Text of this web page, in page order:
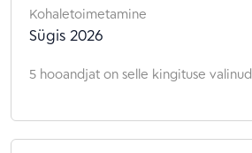
Kohaletoimetamine
Sügis 2026
5 hooandjat on selle kingituse valinud